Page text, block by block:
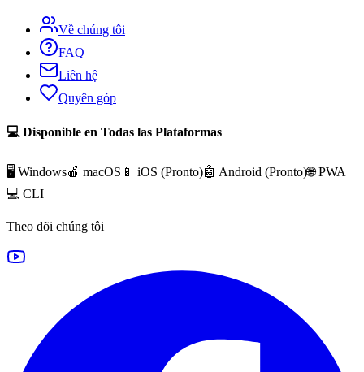
Về chúng tôi
FAQ
Liên hệ
Quyên góp
💻 Disponible en Todas las Plataformas
🖥️ Windows🍎 macOS 📱 iOS (Pronto)🤖 Android (Pronto)🌐 PWA
💻 CLI
Theo dõi chúng tôi